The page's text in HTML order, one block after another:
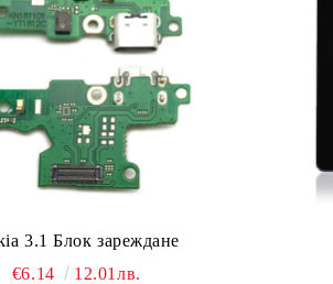
3.1 Блок зареждане
€6.14
12.01лв.